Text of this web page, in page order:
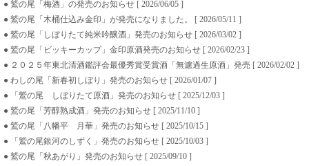
● 鷲の尾「梅酒」の発売のお知らせ [ 2026/06/05 ]
● 鷲の尾「木桶仕込み金印」が発売になりました。 [ 2026/05/11 ]
● 鷲の尾「しぼりたて純米吟醸酒」発売のお知らせ [ 2026/03/02 ]
● 鷲の尾「ビッキーカップ」金印原酒発売のお知らせ [ 2026/02/23 ]
● ２０２５年東北清酒鑑評会最優秀賞受賞酒「無濾過生原酒」発売 [ 2026/02/02 ]
● わしの尾「新春初しぼり」発売のお知らせ [ 2026/01/07 ]
● 「鷲の尾 しぼりたて原酒」発売のお知らせ [ 2025/12/03 ]
● 鷲の尾「芳醇熟成酒」発売のお知らせ [ 2025/11/10 ]
● 鷲の尾「八幡平 月華」発売のお知らせ [ 2025/10/15 ]
● 「鷲の尾銀河のしずく」発売のお知らせ [ 2025/10/03 ]
● 鷲の尾「秋あがり」発売のお知らせ [ 2025/09/10 ]